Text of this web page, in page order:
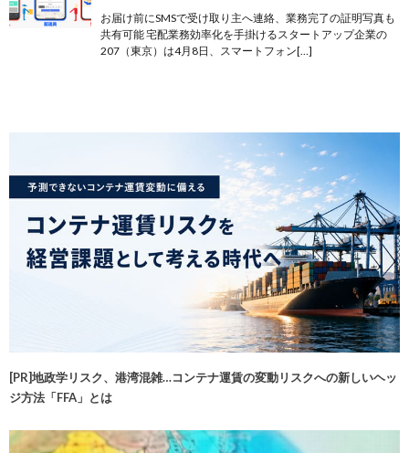
お届け前にSMSで受け取り主へ連絡、業務完了の証明写真も
共有可能 宅配業務効率化を手掛けるスタートアップ企業の
207（東京）は4月8日、スマートフォン[…]
[PR]地政学リスク、港湾混雑…コンテナ運賃の変動リスクへの新しいヘッ
ジ方法「FFA」とは